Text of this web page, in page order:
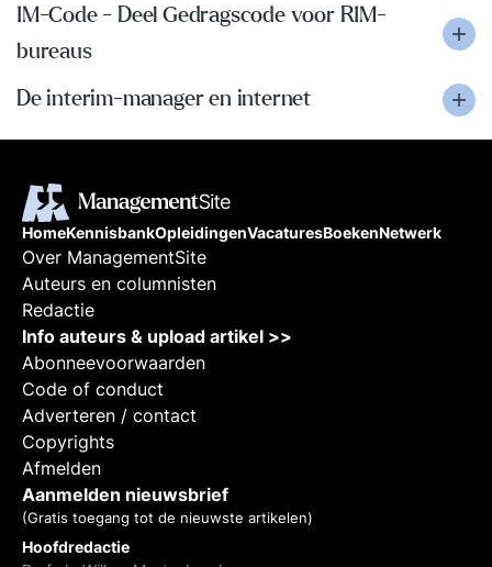
IM-Code - Deel Gedragscode voor RIM-
bureaus
De interim-manager en internet
HomeKennisbankOpleidingenVacaturesBoekenNetwerk
Over ManagementSite
Auteurs en columnisten
Redactie
Info auteurs & upload artikel >>
Abonneevoorwaarden
Code of conduct
Adverteren / contact
Copyrights
Afmelden
Aanmelden nieuwsbrief
(Gratis toegang tot de nieuwste artikelen)
Hoofdredactie